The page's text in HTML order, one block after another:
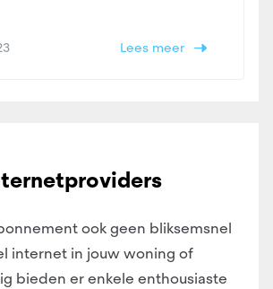
Lees meer
ook geen bliksemsnel
internet in jouw woning of
bieden er enkele enthousiaste